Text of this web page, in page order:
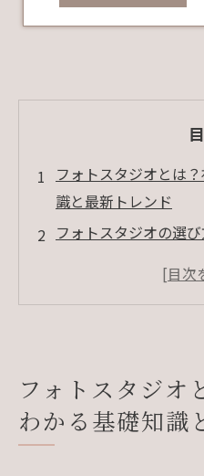
フォトスタジオとは
識と最新トレンド
フォトスタジオの選
人気撮影ジャンルと
ンス解説
渋谷区のフォトスタ
渋谷区でフォトスタ
フォトスタジオ
わかる基礎知識